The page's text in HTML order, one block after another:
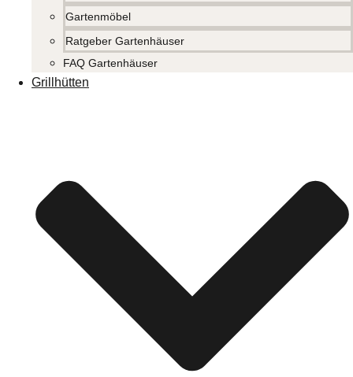
Gartenmöbel
Ratgeber Gartenhäuser
FAQ Gartenhäuser
Grillhütten